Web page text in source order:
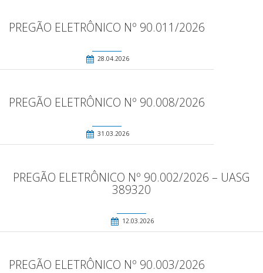
PREGÃO ELETRÔNICO Nº 90.011/2026
28.04.2026
PREGÃO ELETRÔNICO Nº 90.008/2026
31.03.2026
PREGÃO ELETRÔNICO Nº 90.002/2026 – UASG
389320
12.03.2026
PREGÃO ELETRÔNICO Nº 90.003/2026